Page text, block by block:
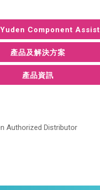
Component Assist
System
產品及解決方案
產品資訊
Authorized Distributor